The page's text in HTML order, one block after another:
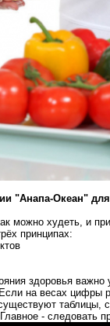
"Анапа-Океан"
можно худеть, и
принципах:
здоровья важно
на весах цифры
таблицы,
- следовать